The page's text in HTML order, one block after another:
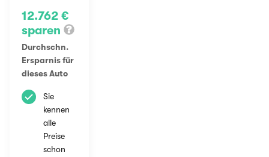
12.762 €
sparen
Durchschn.
Ersparnis für
dieses Auto
Sie
kennen
alle
Preise
schon